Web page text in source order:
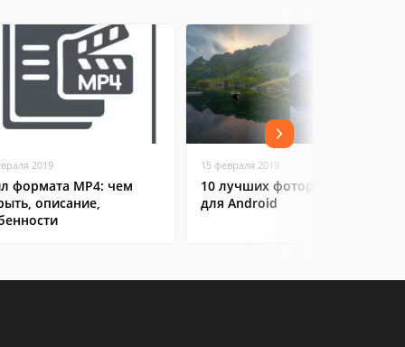
2019
формата MP4: чем
описание,
15 февраля 2019
10 лучших фоторедакторов
для Android